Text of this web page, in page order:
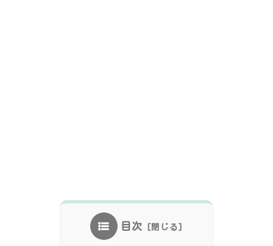
目次